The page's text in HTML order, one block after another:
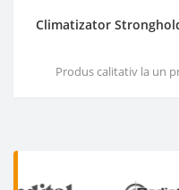
Climatizator
Produs calitativ la un